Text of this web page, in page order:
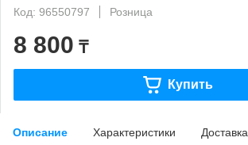
Код: 96550797
Розница
8 800 ₸
Купить
Описание Характеристики Доставка